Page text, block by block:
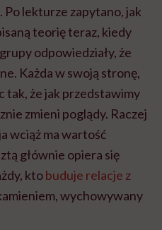
lekturze zapytano, jak
teorię teraz, kiedy
odpowiedziały, że
Każda w swoją stronę,
tak, że jak przedstawimy
zmieni poglądy. Raczej
wciąż ma wartość
głównie opiera się
ktobuduje relacje z
wychowywany